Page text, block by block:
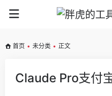
首页 • 未分类 • 正文
Claude Pro支付